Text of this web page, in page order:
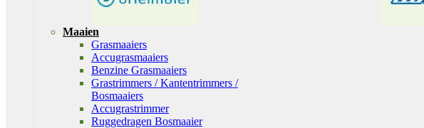
Maaien
Grasmaaiers
Accugrasmaaiers
Benzine Grasmaaiers
Grastrimmers / Kantentrimmers /
Bosmaaiers
Accugrastrimmer
Ruggedragen Bosmaaier